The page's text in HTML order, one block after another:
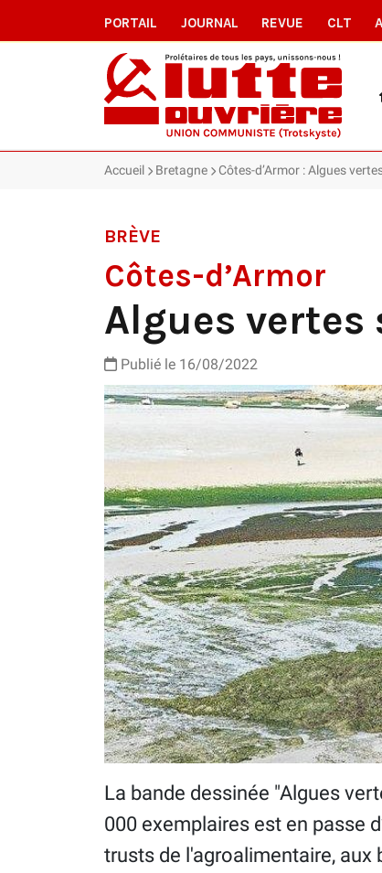
PORTAIL JOURNAL REVUE CLT
Accueil Bretagne Côtes-d’Armor : Algues
BRÈVE
Côtes-d’Armor
Algues vertes
Publié le 16/08/2022
La bande dessinée "Algues
000 exemplaires est en passe
trusts de l'agroalimentaire, aux